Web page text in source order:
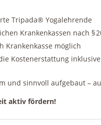
Tripada® Yogalehrende
Krankenkassen nach §
Krankenkasse möglich
Kostenerstattung inklusive
und sinnvoll aufgebaut –
aktiv fördern!